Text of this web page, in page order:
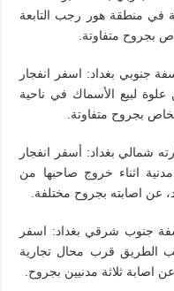
في منطقة هور رجب التابعة
بجروح متفاوتة.
جنوبي بغداد: اسفر انفجار
لبيع الأسماك في ناحية
بجروح متفاوتة.
شمالي بغداد: أسفر انفجار
اثناء خروج صاحبها من
عن اصابته بجروح مختلفة.
ناسفة جنوب شرقي بغداد: اسفر
الطريق قرب محال تجارية
اصابة ثلاثة مدنيين بجروح.